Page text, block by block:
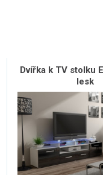
Dvířka k TV stolku
lesk